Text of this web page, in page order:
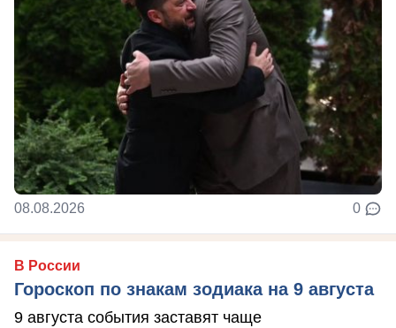
08.08.2026 0
В России
Гороскоп по знакам зодиака на 9 августа
9 августа события заставят чаще